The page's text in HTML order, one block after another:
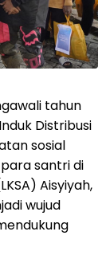
tahun
Distribusi
sosial
santri di
Aisyiyah,
wujud